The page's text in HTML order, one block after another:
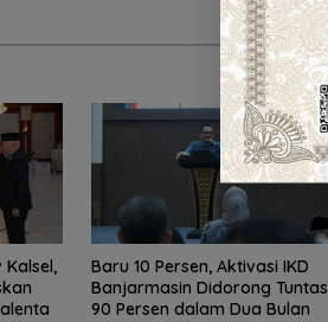
Baru 10 Persen, Aktivasi IKD
Banjarmasin Didorong Tuntas
90 Persen dalam Dua Bulan